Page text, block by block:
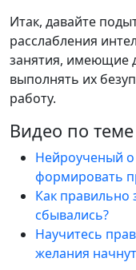
Итак, давайте
расслабления
занятия, имеющие
выполнять их
работу.
Видео по теме
Нейроученый
формировать
Как правильно
сбывались?
Научитесь
желания